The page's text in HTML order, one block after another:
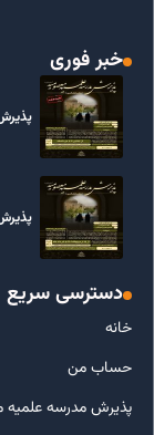
خبر فوری
دسترسی سریع
خانه
حساب من
پذیرش مدرسه